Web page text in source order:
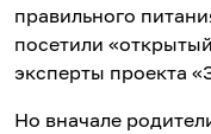
правильного
посетили
эксперты проекта
Но вначале